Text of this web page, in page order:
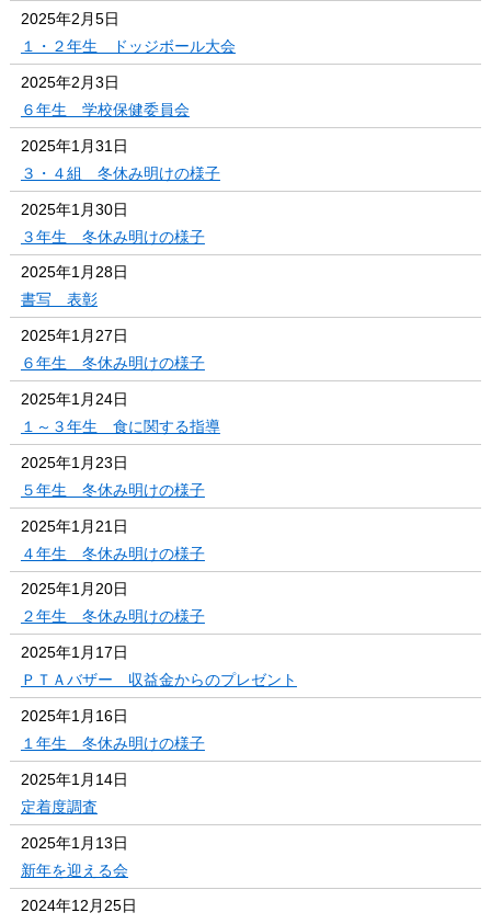
2025年2月5日
１・２年生 ドッジボール大会
2025年2月3日
６年生 学校保健委員会
2025年1月31日
３・４組 冬休み明けの様子
2025年1月30日
３年生 冬休み明けの様子
2025年1月28日
書写 表彰
2025年1月27日
６年生 冬休み明けの様子
2025年1月24日
１～３年生 食に関する指導
2025年1月23日
５年生 冬休み明けの様子
2025年1月21日
４年生 冬休み明けの様子
2025年1月20日
２年生 冬休み明けの様子
2025年1月17日
ＰＴＡバザー 収益金からのプレゼント
2025年1月16日
１年生 冬休み明けの様子
2025年1月14日
定着度調査
2025年1月13日
新年を迎える会
2024年12月25日